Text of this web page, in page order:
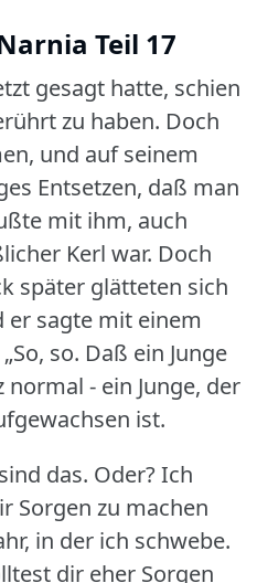
Teil 17
gesagt hatte, schien
zu haben. Doch
und auf seinem
Entsetzen, daß man
mit ihm, auch
Kerl war. Doch
später glätteten sich
er sagte mit einem
so. Daß ein Junge
- ein Junge, der
ist.
das. Oder?Ich
Sorgen zu machen
in der ich schwebe.
dir eher Sorgen